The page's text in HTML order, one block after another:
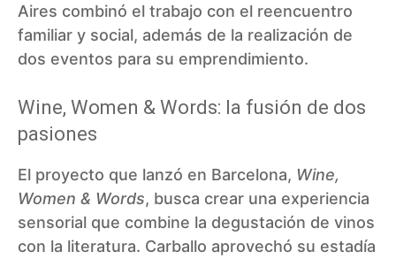
Aires combinó el trabajo con el reencuentro
familiar y social, además de la realización de
dos eventos para su emprendimiento.
Wine, Women & Words: la fusión de dos
pasiones
El proyecto que lanzó en Barcelona, Wine,
Women & Words, busca crear una experiencia
sensorial que combine la degustación de vinos
con la literatura. Carballo aprovechó su estadía